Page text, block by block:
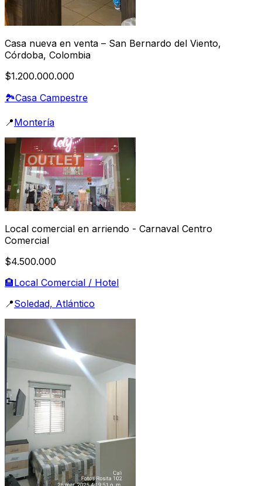
Casa nueva en venta – San Bernardo del Viento,
Córdoba, Colombia
$1.200.000.000
🏞️Casa Campestre
📍Montería
Local comercial en arriendo - Carnaval Centro
Comercial
$4.500.000
🏨Local Comercial / Hotel
📍Soledad, Atlántico